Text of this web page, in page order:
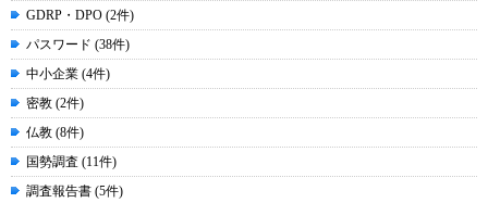
GDRP・DPO (2件)
パスワード (38件)
中小企業 (4件)
密教 (2件)
仏教 (8件)
国勢調査 (11件)
調査報告書 (5件)